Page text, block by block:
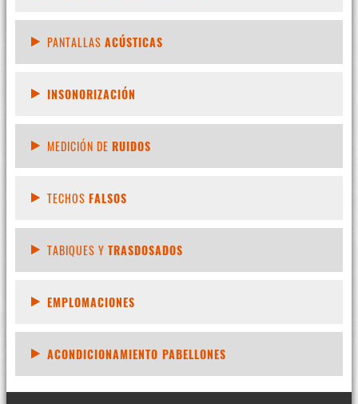
PANTALLAS ACÚSTICAS
INSONORIZACIÓN
MEDICIÓN DE RUIDOS
TECHOS FALSOS
TABIQUES Y TRASDOSADOS
EMPLOMACIONES
ACONDICIONAMIENTO PABELLONES